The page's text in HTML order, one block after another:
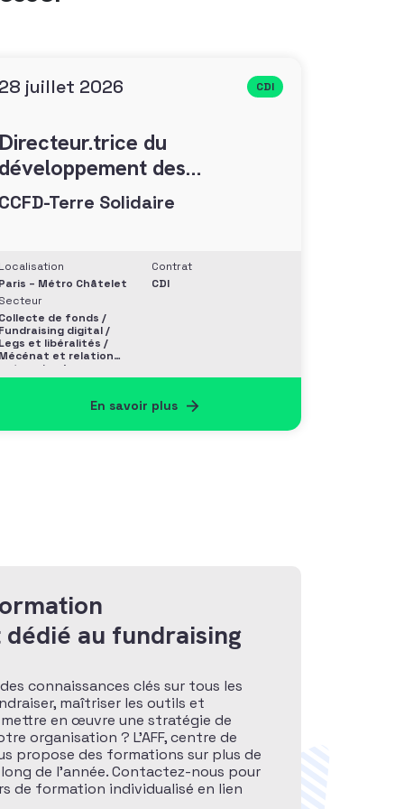
28 juillet 2026 CDI
Directeur.trice du
développement des
générosités (F/H)
CCFD-Terre Solidaire
Localisation
Paris – Métro Châtelet
Secteur
Collecte de fonds /
Fundraising digital /
Legs et libéralités /
Mécénat et relation
entreprise /
et
Contrat
CDI
En savoir plus
au fundraising
connaissances clés sur tous les
maîtriser les outils et
en œuvre une stratégie de
organisation ? L’AFF, centre de
propose des formations sur plus de
de l’année. Contactez-nous pour
de formation individualisé en lien